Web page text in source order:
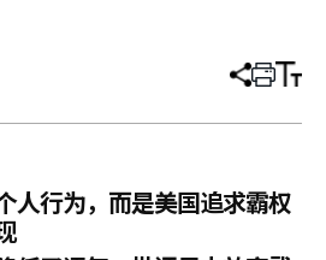
分
章
打 调
小
人行为，而是美国追求霸权